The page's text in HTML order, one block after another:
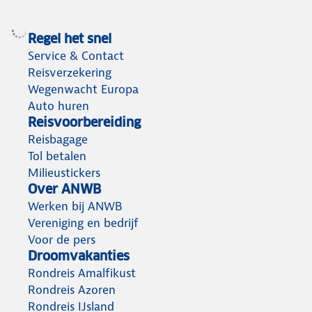
Regel het snel
Service & Contact
Reisverzekering
Wegenwacht Europa
Auto huren
Reisvoorbereiding
Reisbagage
Tol betalen
Milieustickers
Over ANWB
Werken bij ANWB
Vereniging en bedrijf
Voor de pers
Droomvakanties
Rondreis Amalfikust
Rondreis Azoren
Rondreis IJsland